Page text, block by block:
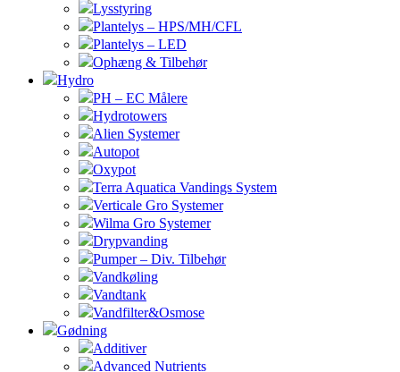
Lysstyring
Plantelys – HPS/MH/CFL
Plantelys – LED
Ophæng & Tilbehør
Hydro
PH – EC Målere
Hydrotowers
Alien Systemer
Autopot
Oxypot
Terra Aquatica Vandings System
Verticale Gro Systemer
Wilma Gro Systemer
Drypvanding
Pumper – Div. Tilbehør
Vandkøling
Vandtank
Vandfilter&Osmose
Gødning
Additiver
Advanced Nutrients